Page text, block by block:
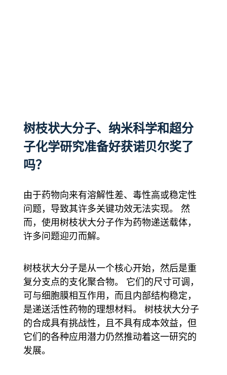
树枝状大分子、纳米科学和超分
子化学研究准备好获诺贝尔奖了
吗？
由于药物向来有溶解性差、毒性高或稳定性
问题，导致其许多关键功效无法实现。 然
而，使用树枝状大分子作为药物递送载体，
许多问题迎刃而解。
树枝状大分子是从一个核心开始，然后是重
复分支点的支化聚合物。 它们的尺寸可调，
可与细胞膜相互作用，而且内部结构稳定，
是递送活性药物的理想材料。 树枝状大分子
的合成具有挑战性，且不具有成本效益，但
它们的各种应用潜力仍然推动着这一研究的
发展。